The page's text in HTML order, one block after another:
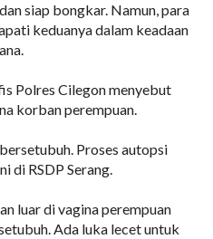
siap bongkar. Namun, para
keduanya dalam keadaan
Polres Cilegon menyebut
korban perempuan.
Proses autopsi
di RSDP Serang.
luar di vagina perempuan
Ada luka lecet untuk